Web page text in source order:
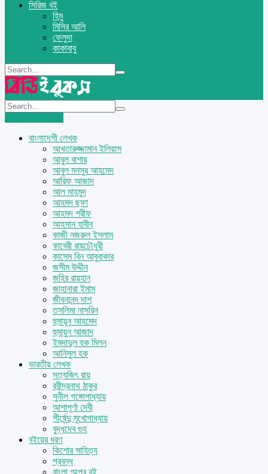
সিরিজ বই
হিমু
মিসির আলি
ফেলুদা
কাকাবাবু
বাংলাদেশী লেখক
আখতারুজ্জামান ইলিয়াস
আবুল বাশার
আবুল মনসুর আহমেদ
আরিফ আজাদ
আল মাহমুদ
আহমদ ছফা
আহমদ শরীফ
আহসান হাবীব
কাজী নজরুল ইসলাম
কাবেরী রায়চৌধুরী
কাসেম বিন আবুবাকার
জসীম উদ্দীন
জহির রায়হান
জাহানারা ইমাম
জীবনানন্দ দাশ
তসলিমা নাসরিন
হুমায়ূন আহমেদ
হুমায়ুন আজাদ
ইমদাদুল হক মিলন
আনিসুল হক
ভারতীয় লেখক
সত্যজিৎ রায়
রবীন্দ্রনাথ ঠাকুর
সুনীল গঙ্গোপাধ্যায়
আশাপূর্ণা দেবী
শীর্ষেন্দু মুখোপাধ্যায়
বুদ্ধদেব গুহ
বইয়ের ধরণ
কিশোর সাহিত্য
প্রবন্ধ
বাংলা গল্পের বই